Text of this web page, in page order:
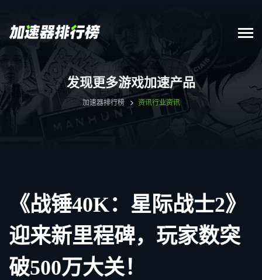
发现更多游戏加速产品
加速器排行榜 资讯行业资讯
《战锤40K：星际战士2》
迎来新里程碑，玩家数突
破500万大关！